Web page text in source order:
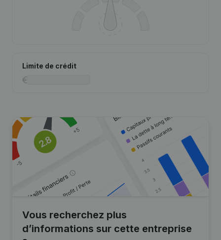
Limite de crédit
Vous recherchez plus
d’informations sur cette entreprise